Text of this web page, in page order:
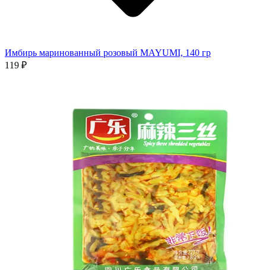
Имбирь маринованный розовый MAYUMI, 140 гр
119 ₽